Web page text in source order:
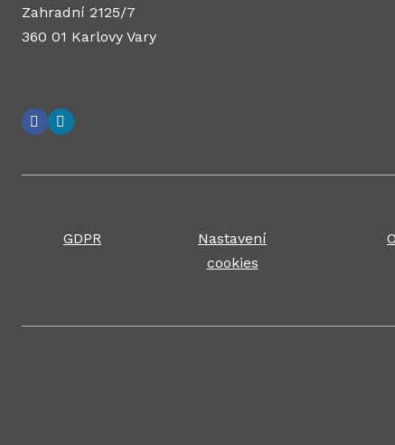
Zahradní 2125/7
360 01 Karlovy Vary
GDPR
Nastavení
cookies